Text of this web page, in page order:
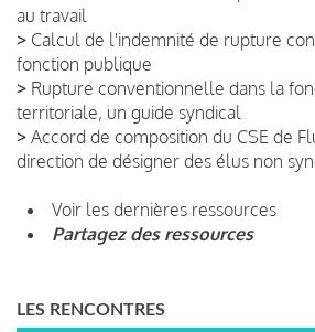
au travail
> Calcul de l'indemnité de rupture
fonction publique
> Rupture conventionnelle dans la
territoriale, un guide syndical
> Accord de composition du CSE de
direction de désigner des élus non
Voir les dernières ressources
Partagez des ressources
LES RENCONTRES